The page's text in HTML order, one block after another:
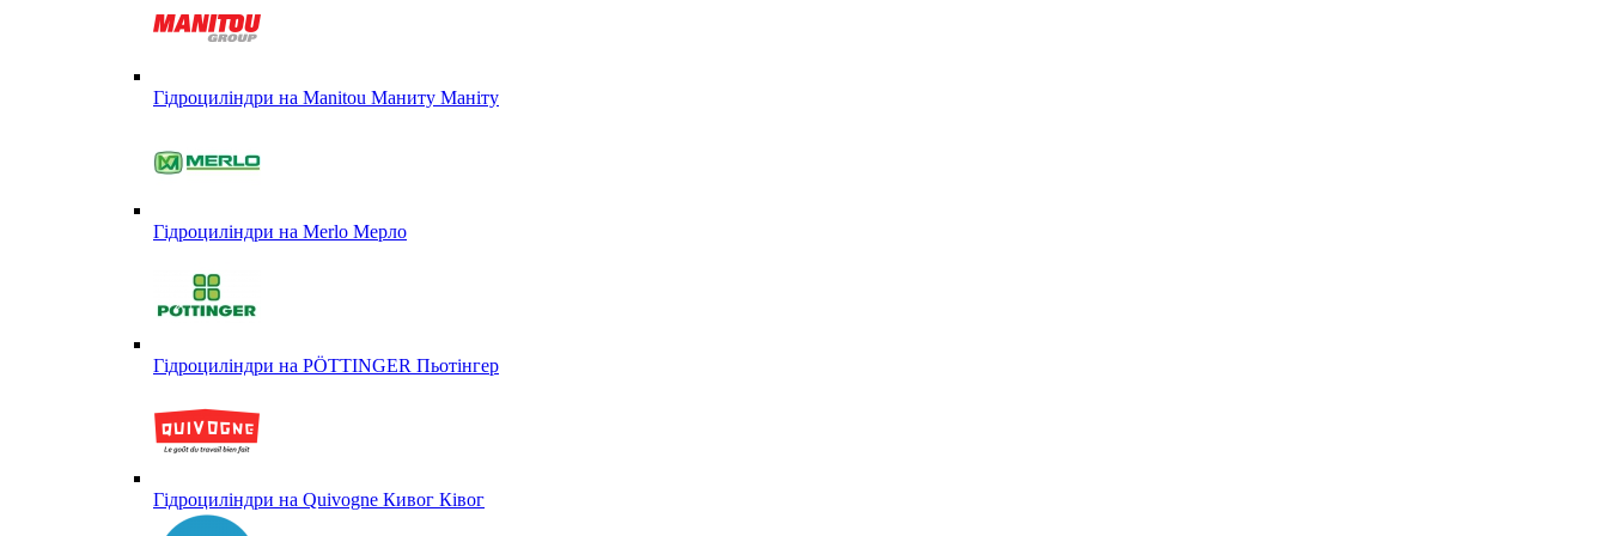
Гідроциліндри на Manitou Маниту Маніту
Гідроциліндри на Merlo Мерло
Гідроциліндри на PÖTTINGER Пьотінгер
Гідроциліндри на Quivogne Кивог Ківог